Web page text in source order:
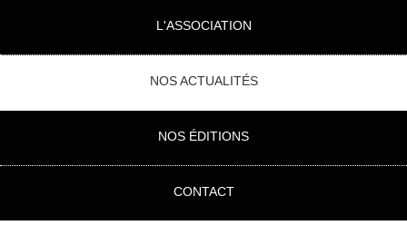
L'ASSOCIATION
NOS ACTUALITÉS
NOS ÉDITIONS
CONTACT